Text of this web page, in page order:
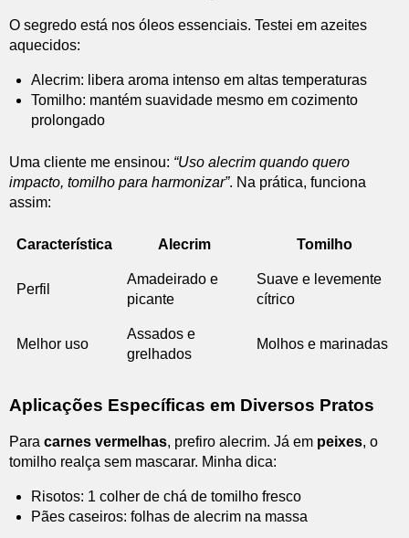
O segredo está nos óleos essenciais. Testei em azeites
aquecidos:
Alecrim: libera aroma intenso em altas temperaturas
Tomilho: mantém suavidade mesmo em cozimento
prolongado
Uma cliente me ensinou: “Uso alecrim quando quero
impacto, tomilho para harmonizar”. Na prática, funciona
assim:
Característica Alecrim Tomilho
Perfil
Amadeirado e
picante
Suave e levemente
cítrico
Melhor uso
Assados e
grelhados
Molhos e marinadas
Aplicações Específicas em Diversos Pratos
Para carnes vermelhas, prefiro alecrim. Já em peixes, o
tomilho realça sem mascarar. Minha dica:
Risotos: 1 colher de chá de tomilho fresco
Pães caseiros: folhas de alecrim na massa